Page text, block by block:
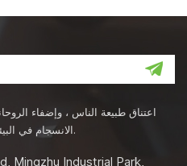
الانسجام في البيئة. وراء الاحتياجات ، نتطلع إلى الأفعال.